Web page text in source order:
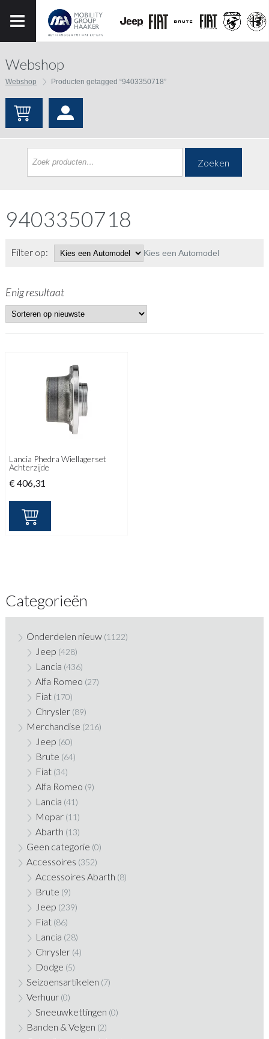
Webshop
Webshop Producten getagged “9403350718”
Zoeken
9403350718
Filter op: Kies een Automodel
Enig resultaat
Lancia Phedra Wiellagerset
Achterzijde
€406,31
Categorieën
Onderdelen nieuw (1122)
Jeep (428)
Lancia (436)
Alfa Romeo (27)
Fiat (170)
Chrysler (89)
Merchandise (216)
Jeep (60)
Brute (64)
Fiat (34)
Alfa Romeo (9)
Lancia (41)
Mopar (11)
Abarth (13)
Geen categorie (0)
Accessoires (352)
Accessoires Abarth (8)
Brute (9)
Jeep (239)
Fiat (86)
Lancia (28)
Chrysler (4)
Dodge (5)
Seizoensartikelen (7)
Verhuur (0)
Sneeuwkettingen (0)
Banden & Velgen (2)